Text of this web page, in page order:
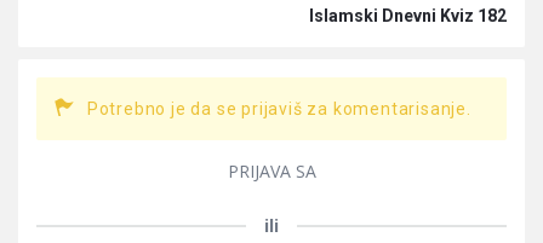
Islamski Dnevni Kviz 182
Potrebno je da se prijaviš za komentarisanje.
PRIJAVA SA
ili